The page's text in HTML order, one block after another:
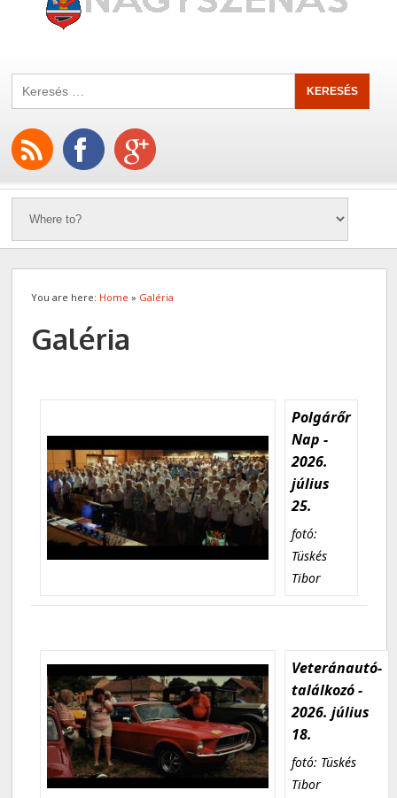
You are here: Home » Galéria
Galéria
Polgárőr
Nap -
2026.
július
25.
fotó:
Tüskés
Tibor
Veteránautó-
találkozó -
2026. július
18.
fotó: Tüskés
Tibor